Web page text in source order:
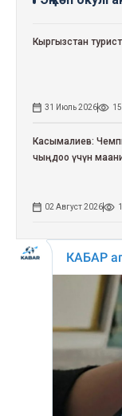
Кыргызстан
31 Июль 2026
Касымалиев:
чыңдоо үчүн
02 Август 2026